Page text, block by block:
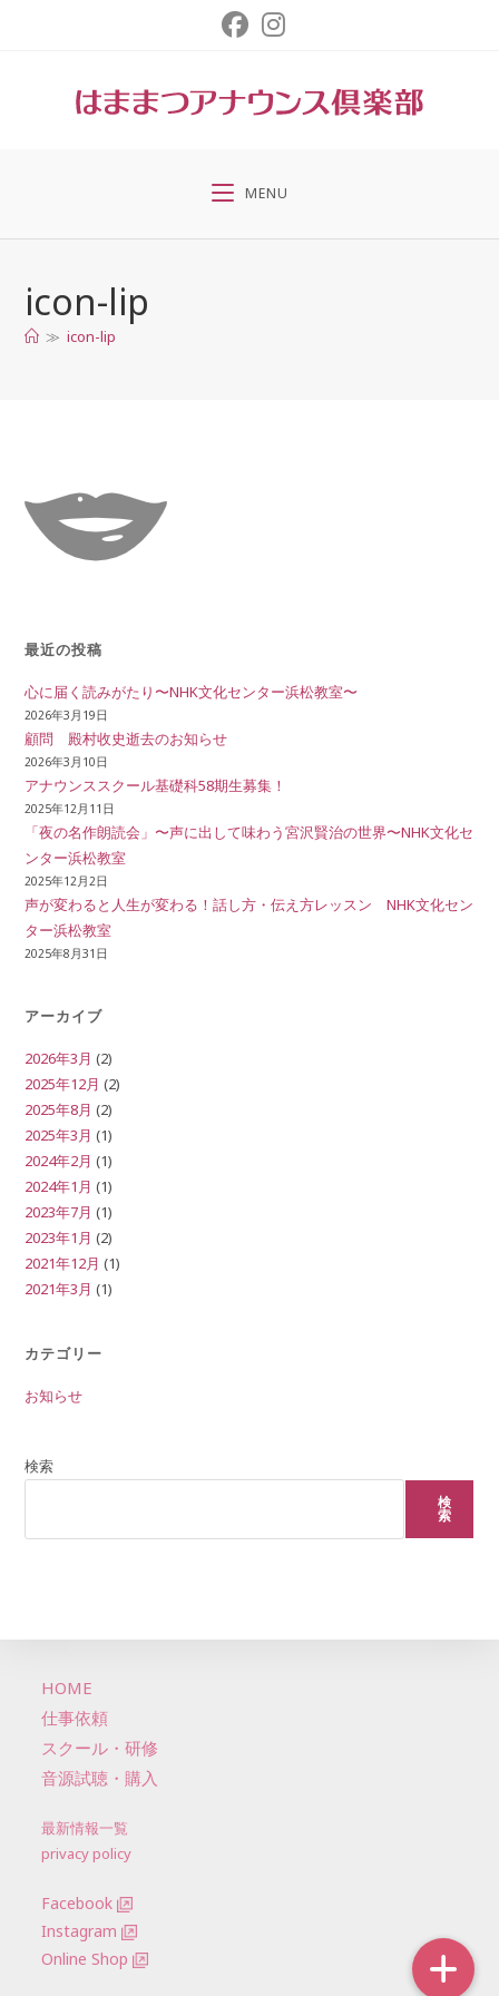
ッ
MENU
icon-lip
≫ icon-lip
最近の投稿
心に届く読みがたり〜NHK文化センター浜松教室〜
2026年3月19日
顧問 殿村收史逝去のお知らせ
2026年3月10日
アナウンススクール基礎科58期生募集！
2025年12月11日
「夜の名作朗読会」〜声に出して味わう宮沢賢治の世界〜NHK文化セ
ンター浜松教室
2025年12月2日
声が変わると人生が変わる！話し方・伝え方レッスン NHK文化セン
ター浜松教室
2025年8月31日
アーカイブ
2026年3月 (2)
2025年12月 (2)
2025年8月 (2)
2025年3月 (1)
2024年2月 (1)
2024年1月 (1)
2023年7月 (1)
2023年1月 (2)
2021年12月 (1)
2021年3月 (1)
カテゴリー
お知らせ
検索
検
索
HOME
仕事依頼
スクール・研修
音源試聴・購入
最新情報一覧
privacy policy
Facebook
Instagram
Online Shop